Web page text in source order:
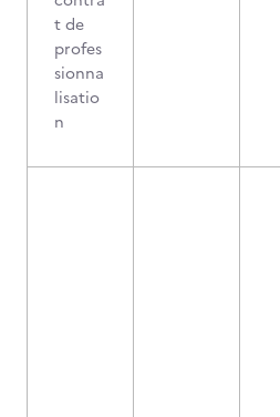
t de
profes
sionna
lisatio
n